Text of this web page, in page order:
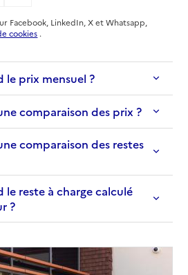
Facebook, LinkedIn, X et Whatsapp,
cookies .
le prix mensuel ?
comparaison des prix ?
comparaison des restes
reste à charge calculé
?